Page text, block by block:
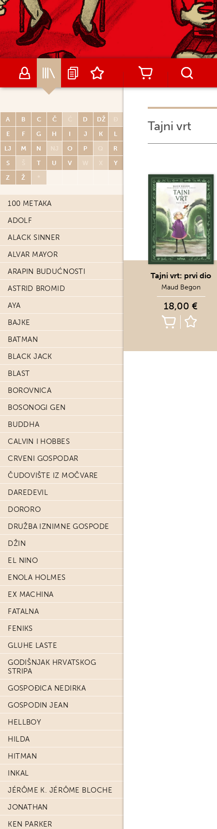
A B C Č Ć D DŽ
Đ
E
F G H I J K
L
LJ
M N NJ O P Q
R
S
Š T U V W X
Y
Z
Ž *
100 METAKA
ADOLF
ALACK SINNER
ALVAR MAYOR
ARAPIN BUDUĆNOSTI
ASTRID BROMID
AYA
BAJKE
BATMAN
BLACK JACK
BLAST
BOROVNICA
BOSONOGI GEN
BUDDHA
CALVIN I HOBBES
CRVENI GOSPODAR
ČUDOVIŠTE IZ MOČVARE
DAREDEVIL
DORORO
DRUŽBA IZNIMNE GOSPODE
DŽIN
EL NINO
ENOLA HOLMES
EX MACHINA
FATALNA
FENIKS
GLUHE LASTE
GODIŠNJAK HRVATSKOG
STRIPA
GOSPOĐICA NEDIRKA
GOSPODIN JEAN
HELLBOY
HILDA
HITMAN
INKAL
JÉRÔME K. JÉRÔME BLOCHE
JONATHAN
KEN PARKER
Tajni vrt
Tajni vrt: prvi dio
Maud Begon
18,00 €